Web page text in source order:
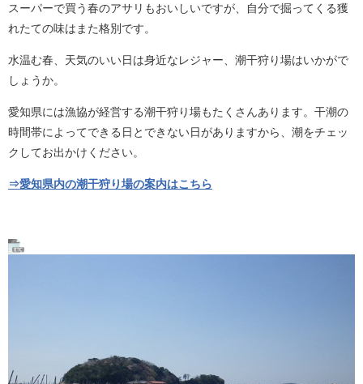
スーパーで買う春のアサリもおいしいですが、自分で掘ってくる獲
れたての味はまた格別です。
水温む春、天気のいい日は身近なレジャー、潮干狩り場はいかがで
しょうか。
愛知県には漁協が経営する潮干狩り場もたくさんあります。干潮の
時間帯によってできる日とできない日がありますから、潮をチェッ
クしてお出かけください。
⇒愛知県内の潮干狩り場の案内はこちら